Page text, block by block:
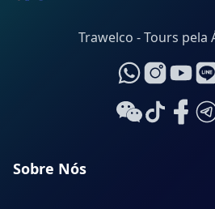
Trawelco - Tours pela
Sobre Nós